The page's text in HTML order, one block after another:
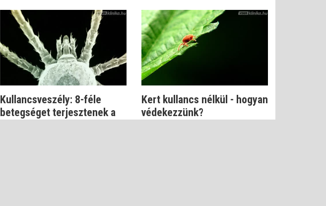
Kullancsveszély: 8-féle
betegséget terjesztenek a
Kert kullancs nélkül - hogyan
védekezzünk?